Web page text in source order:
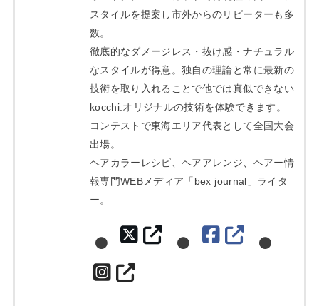
スタイルを提案し市外からのリピーターも多
数。
徹底的なダメージレス・抜け感・ナチュラル
なスタイルが得意。独自の理論と常に最新の
技術を取り入れることで他では真似できない
kocchi.オリジナルの技術を体験できます。
コンテストで東海エリア代表として全国大会
出場。
ヘアカラーレシピ、ヘアアレンジ、ヘアー情
報専門WEBメディア「bex journal」ライタ
ー。